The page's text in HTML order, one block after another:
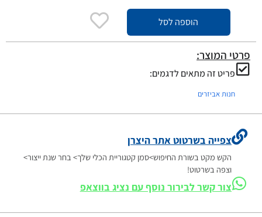
הוספה לסל
פרטי המוצר:
פריט זה מתאים לדגמים:
חנות אביזרים
צפייה בשרטוט אתר היצרן
הקש מקט בשורת החיפוש>סמן קטגוריית הכלי שלך> בחר שנת ייצור>
וצפה בשרטוט!
צור קשר לבירור נוסף עם נציג בווצאפ